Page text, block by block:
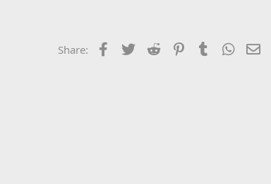
Share: Facebook
Twitter Reddit PinterestTumblr